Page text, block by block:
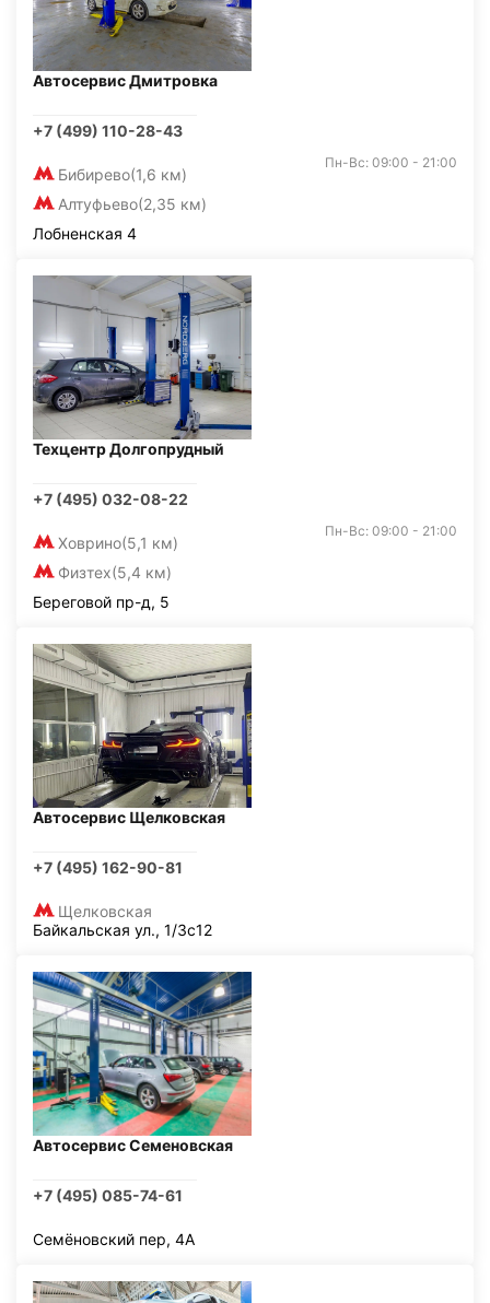
Автосервис Дмитровка
+7 (499) 110-28-43
Бибирево(1,6 км)
Алтуфьево(2,35 км)
Пн-Вс: 09:00 - 21:00
Лобненская 4
Техцентр Долгопрудный
+7 (495) 032-08-22
Ховрино(5,1 км)
Физтех(5,4 км)
Пн-Вс: 09:00 - 21:00
Береговой пр-д, 5
Автосервис Щелковская
+7 (495) 162-90-81
Щелковская
Байкальская ул., 1/3с12
Автосервис Семеновская
+7 (495) 085-74-61
Семёновский пер, 4А